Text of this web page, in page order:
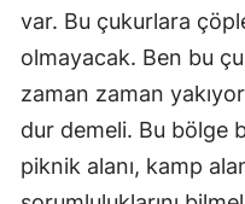
var. Bu çukurlara
olmayacak. Ben bu
zaman zaman
dur demeli. Bu bölge
piknik alanı, kamp